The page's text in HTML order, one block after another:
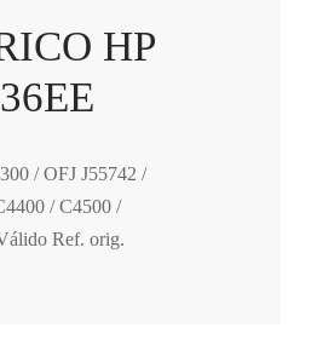
HP
/ OFJ J55742 /
/ C4500 /
Ref. orig.